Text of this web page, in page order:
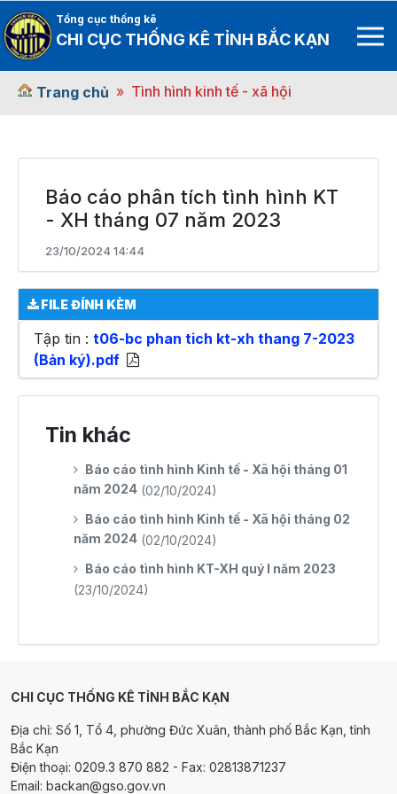
Tổng cục thống kê
CHI CỤC THỐNG KÊ TỈNH BẮC KẠN
Trang chủ Tình hình kinh tế - xã hội
Báo cáo phân tích tình hình KT
- XH tháng 07 năm 2023
23/10/2024 14:44
FILE ĐÍNH KÈM
Tập tin : t06-bc phan tich kt-xh thang 7-2023
(Bản ký).pdf
Tin khác
Báo cáo tình hình Kinh tế - Xã hội tháng 01
năm 2024 (02/10/2024)
Báo cáo tình hình Kinh tế - Xã hội tháng 02
năm 2024 (02/10/2024)
Báo cáo tình hình KT-XH quý I năm 2023
(23/10/2024)
CHI CỤC THỐNG KÊ TỈNH BẮC KẠN
Địa chỉ: Số 1, Tổ 4, phường Đức Xuân, thành phố Bắc Kạn, tỉnh
Bắc Kạn
Điện thoại: 0209.3 870 882 - Fax: 02813871237
Email: backan@gso.gov.vn